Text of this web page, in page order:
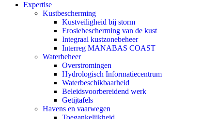
Expertise
Kustbescherming
Kustveiligheid bij storm
Erosiebescherming van de kust
Integraal kustzonebeheer
Interreg MANABAS COAST
Waterbeheer
Overstromingen
Hydrologisch Informatiecentrum
Waterbeschikbaarheid
Beleidsvoorbereidend werk
Getijtafels
Havens en vaarwegen